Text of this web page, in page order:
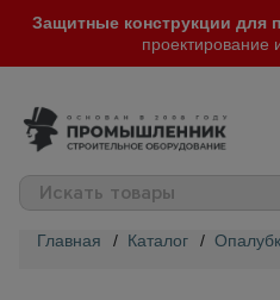
Защитные конструкции
проектирование
Главная / Каталог /